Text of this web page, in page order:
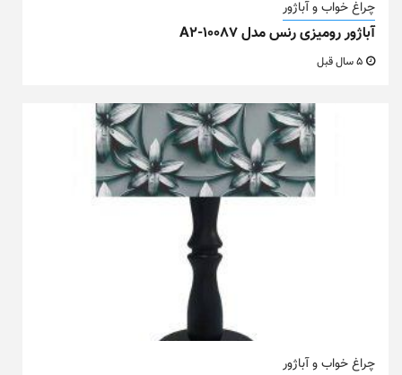
چراغ خواب و آباژور
آباژور رومیزی رنس مدل A2-10087
چراغ خواب و آباژور